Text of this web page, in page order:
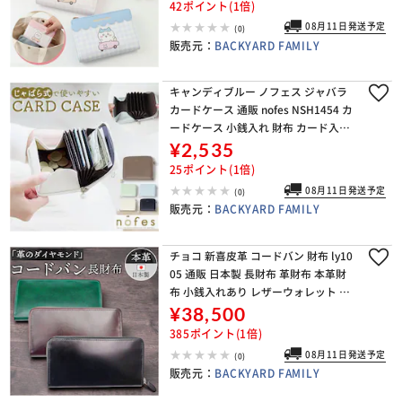
42ポイント(1倍)
(0) 08月11日発送予定
販売元： BACKYARD FAMILY
キャンディブルー ノフェス ジャバラ
カードケース 通販 nofes NSH1454 カ
ードケース 小銭入れ 財布 カード入れ
ミニ財布 きれいめ おしゃれ レディー
ス 大人 可愛い レイメイ藤井 ビジ
¥2,535
25ポイント(1倍)
(0) 08月11日発送予定
販売元： BACKYARD FAMILY
チョコ 新喜皮革 コードバン 財布 ly10
05 通販 日本製 長財布 革財布 本革財
布 小銭入れあり レザーウォレット ロ
ングウォレット ながさいふ 長サイフ
大容量 ラウンドファスナー 馬革 メン
¥38,500
385ポイント(1倍)
(0) 08月11日発送予定
販売元： BACKYARD FAMILY